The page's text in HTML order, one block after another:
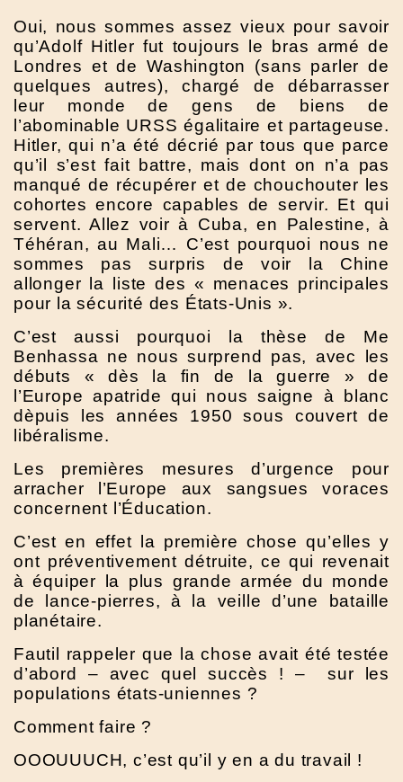
Oui, nous sommes assez vieux pour savoir
qu’Adolf Hitler fut toujours le bras armé de
Londres et de Washington (sans parler de
quelques autres), chargé de débarrasser
leur monde de gens de biens de
l’abominable URSS égalitaire et partageuse.
Hitler, qui n’a été décrié par tous que parce
qu’il s’est fait battre, mais dont on n’a pas
manqué de récupérer et de chouchouter les
cohortes encore capables de servir. Et qui
servent. Allez voir à Cuba, en Palestine, à
Téhéran, au Mali… C’est pourquoi nous ne
sommes pas surpris de voir la Chine
allonger la liste des « menaces principales
pour la sécurité des États-Unis ».
C’est aussi pourquoi la thèse de Me
Benhassa ne nous surprend pas, avec les
débuts « dès la fin de la guerre » de
l’Europe apatride qui nous saigne à blanc
dèpuis les années 1950 sous couvert de
libéralisme.
Les premières mesures d’urgence pour
arracher l’Europe aux sangsues voraces
concernent l’Éducation.
C’est en effet la première chose qu’elles y
ont préventivement détruite, ce qui revenait
à équiper la plus grande armée du monde
de lance-pierres, à la veille d’une bataille
planétaire.
Fautil rappeler que la chose avait été testée
d’abord – avec quel succès ! – sur les
populations états-uniennes ?
Comment faire ?
OOOUUUCH, c’est qu’il y en a du travail !